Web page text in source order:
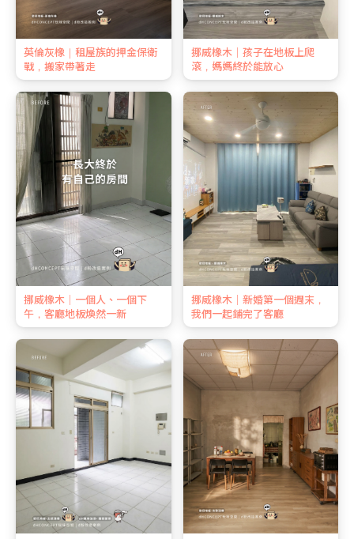
英倫灰橡｜租屋族的押金保衛
戰，搬家帶著走
挪威橡木｜孩子在地板上爬
滾，媽媽終於能放心
挪威橡木｜一個人、一個下
午，客廳地板煥然一新
挪威橡木｜新婚第一個週末，
我們一起鋪完了客廳